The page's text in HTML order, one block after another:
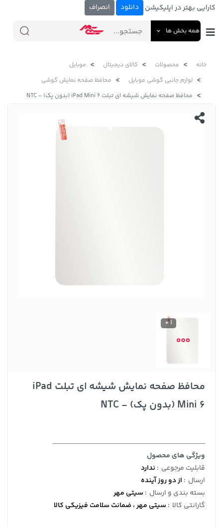
کارایی بهتر در اپلیکیشن دانلود انصراف
همه بخش ها
خانه محصولات کالای دیجیتال
موبایل
لوازم جانبی گوشی موبایل
محافظ صفحه نمایش گوشی
محافظ صفحه نمایش شیشه ای تبلت iPad Mini 6 (بدون پک) - NTC
1 +
محافظ صفحه نمایش شیشه ای تبلت iPad
Mini 6 (بدون پک) - NTC
ویژگی های محصول
قابلیت مرجوعی : ندارد
ارسال : از دو روز آینده
بسته بندی و ارسال :سیتی مهر
گارانتی کالا :سیتی مهر ، ضمانت سلامت فیزیکی کالا